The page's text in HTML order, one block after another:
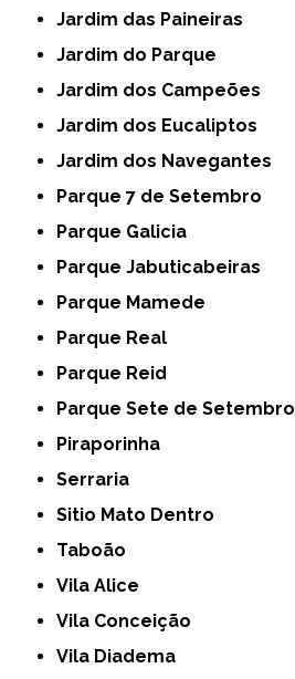
Jardim das Paineiras
Jardim do Parque
Jardim dos Campeões
Jardim dos Eucaliptos
Jardim dos Navegantes
Parque 7 de Setembro
Parque Galicia
Parque Jabuticabeiras
Parque Mamede
Parque Real
Parque Reid
Parque Sete de Setembro
Piraporinha
Serraria
Sitio Mato Dentro
Taboão
Vila Alice
Vila Conceição
Vila Diadema